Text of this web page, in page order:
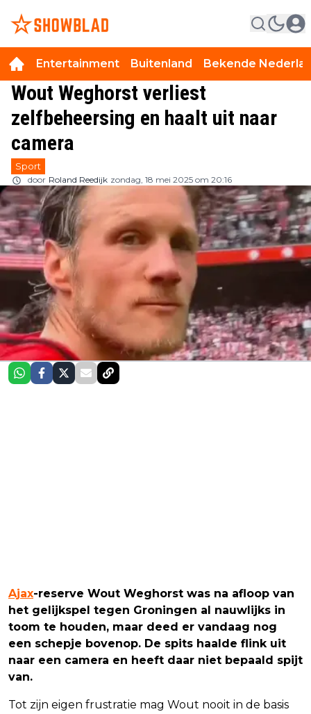
Entertainment Buitenland Bekende
Wout Weghorst verliest
zelfbeheersing en haalt uit naar
camera
Sport
door Roland Reedijk zondag, 18 mei 2025 om 20:16
Ajax-reserve Wout Weghorst was na afloop van
het gelijkspel tegen Groningen al nauwlijks in
toom te houden, maar deed er vandaag nog
een schepje bovenop. De spits haalde flink uit
naar een camera en heeft daar niet bepaald spijt
van.
Tot zijn eigen frustratie mag Wout nooit in de basis